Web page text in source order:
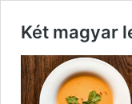
Két magyar